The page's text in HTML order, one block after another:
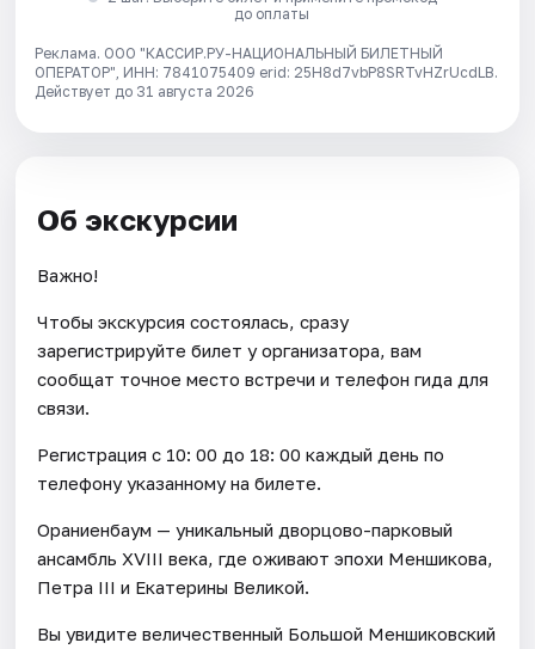
до оплаты
Реклама. ООО "КАССИР.РУ-НАЦИОНАЛЬНЫЙ БИЛЕТНЫЙ
ОПЕРАТОР", ИНН: 7841075409 erid: 25H8d7vbP8SRTvHZrUcdLB.
Действует до 31 августа 2026
Об экскурсии
Важно!
Чтобы экскурсия состоялась, сразу
зарегистрируйте билет у организатора, вам
сообщат точное место встречи и телефон гида для
связи.
Регистрация с 10: 00 до 18: 00 каждый день по
телефону указанному на билете.
Ораниенбаум — уникальный дворцово-парковый
ансамбль XVIII века, где оживают эпохи Меншикова,
Петра III и Екатерины Великой.
Вы увидите величественный Большой Меншиковский